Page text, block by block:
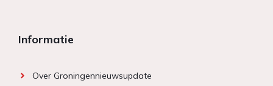
Informatie
Over Groningennieuwsupdate